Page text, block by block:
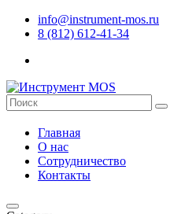
info@instrument-mos.ru
8 (812) 612-41-34
Главная
О нас
Сотрудничество
Контакты